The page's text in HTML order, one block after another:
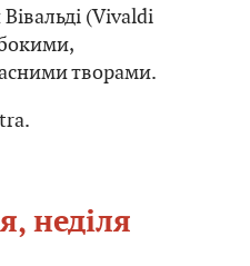
(Vivaldi
творами.
неділя